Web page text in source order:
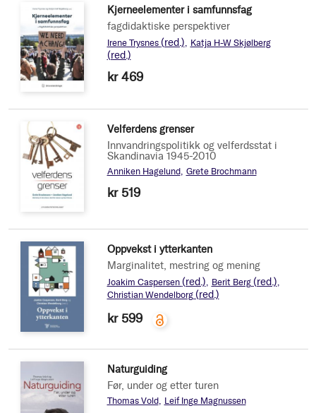
Kjerneelementer i samfunnsfag
fagdidaktiske perspektiver
Irene Trysnes (red.) Katja H-W Skjølberg
(red.)
kr 469
Velferdens grenser
Innvandringspolitikk og velferdsstat i
Skandinavia 1945-2010
Anniken Hagelund Grete Brochmann
kr 519
Oppvekst i ytterkanten
Marginalitet, mestring og mening
Joakim Caspersen (red.) Berit Berg (red.)
Christian Wendelborg (red.)
kr 599
Naturguiding
Før, under og etter turen
Thomas Vold Leif Inge Magnussen